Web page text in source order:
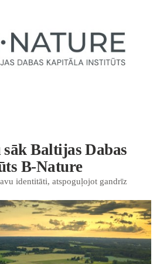
Baltijas Dabas
B-Nature
identitāti, atspoguļojot gandrīz